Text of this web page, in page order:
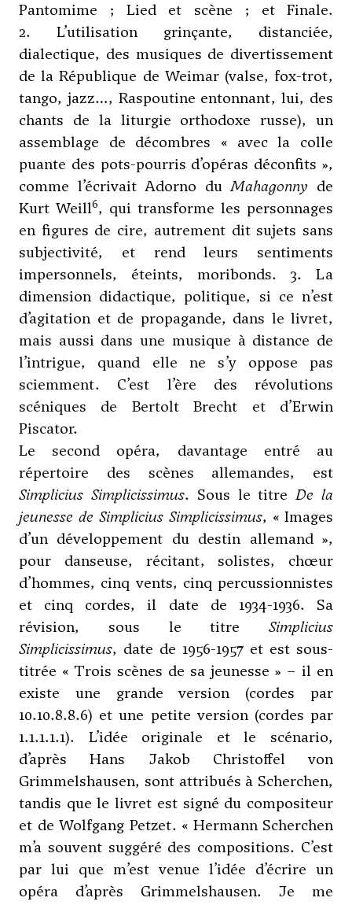
Pantomime ; Lied et scène ; et Finale.
2. L’utilisation grinçante, distanciée,
dialectique, des musiques de divertissement
de la République de Weimar (valse, fox-trot,
tango, jazz…, Raspoutine entonnant, lui, des
chants de la liturgie orthodoxe russe), un
assemblage de décombres « avec la colle
puante des pots-pourris d’opéras déconfits »,
comme l’écrivait Adorno duMahagonny de
Kurt Weill6, qui transforme les personnages
en figures de cire, autrement dit sujets sans
subjectivité, et rend leurs sentiments
impersonnels, éteints, moribonds. 3. La
dimension didactique, politique, si ce n’est
d’agitation et de propagande, dans le livret,
mais aussi dans une musique à distance de
l’intrigue, quand elle ne s’y oppose pas
sciemment. C’est l’ère des révolutions
scéniques de Bertolt Brecht et d’Erwin
Piscator.
Le second opéra, davantage entré au
répertoire des scènes allemandes, est
Simplicius Simplicissimus. Sous le titreDe la
jeunesse de Simplicius Simplicissimus, « Images
d’un développement du destin allemand »,
pour danseuse, récitant, solistes, chœur
d’hommes, cinq vents, cinq percussionnistes
et cinq cordes, il date de 1934-1936. Sa
révision, sous le titre Simplicius
Simplicissimus, date de 1956-1957 et est sous-
titrée « Trois scènes de sa jeunesse » – il en
existe une grande version (cordes par
10.10.8.8.6) et une petite version (cordes par
1.1.1.1.1). L’idée originale et le scénario,
d’après Hans Jakob Christoffel von
Grimmelshausen, sont attribués à Scherchen,
tandis que le livret est signé du compositeur
et de Wolfgang Petzet. « Hermann Scherchen
m’a souvent suggéré des compositions. C’est
par lui que m’est venue l’idée d’écrire un
opéra d’après Grimmelshausen. Je me